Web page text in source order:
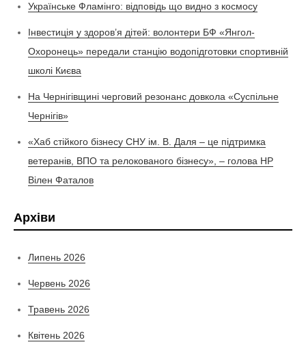
Українське Фламінго: відповідь що видно з космосу
Інвестиція у здоров’я дітей: волонтери БФ «Янгол-
Охоронець» передали станцію водопідготовки спортивній
школі Києва
На Чернігівщині черговий резонанс довкола «Суспільне
Чернігів»
«Хаб стійкого бізнесу СНУ ім. В. Даля – це підтримка
ветеранів, ВПО та релокованого бізнесу», – голова НР
Вілен Фаталов
Архіви
Липень 2026
Червень 2026
Травень 2026
Квітень 2026